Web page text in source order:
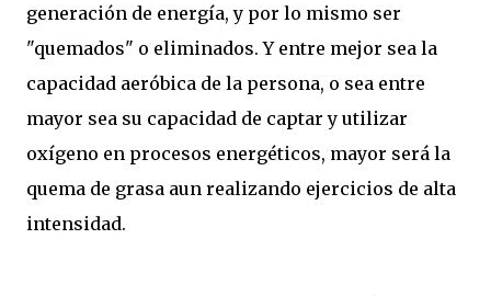
generación de energía, y por lo mismo ser
"quemados" o eliminados. Y entre mejor sea la
capacidad aeróbica de la persona, o sea entre
mayor sea su capacidad de captar y utilizar
oxígeno en procesos energéticos, mayor será la
quema de grasa aun realizando ejercicios de alta
intensidad.